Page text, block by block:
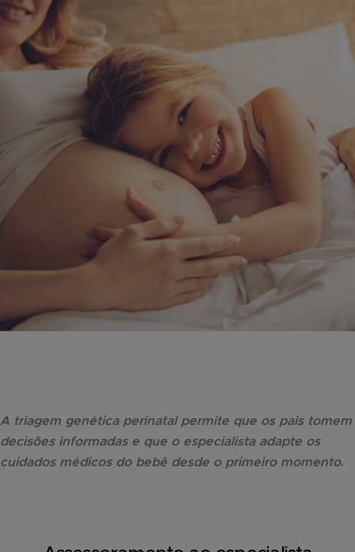
A triagem genética perinatal permite que os pais tomem
decisões informadas e que o especialista adapte os
cuidados médicos do bebê desde o primeiro momento.